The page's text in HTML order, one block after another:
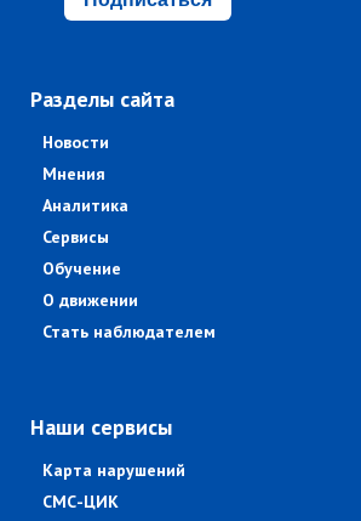
Разделы сайта
Новости
Мнения
Аналитика
Сервисы
Обучение
О движении
Стать наблюдателем
Наши сервисы
Карта нарушений
СМС-ЦИК